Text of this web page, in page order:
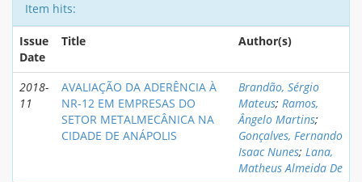
Item hits:
Issue
Date
Title Author(s)
2018-
11
AVALIAÇÃO DA ADERÊNCIA À
NR-12 EM EMPRESAS DO
SETOR METALMECÂNICA NA
CIDADE DE ANÁPOLIS
Brandão, Sérgio
Mateus; Ramos,
Ângelo Martins;
Gonçalves, Fernando
Isaac Nunes; Lana,
Matheus Almeida De